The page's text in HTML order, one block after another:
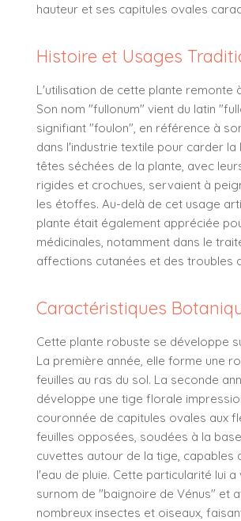
hauteur et ses capitules ovales
Histoire et Usages
L'utilisation de cette plante remonte
Son nom "fullonum" vient du latin
signifiant "foulon", en référence à
dans l'industrie textile pour carder la
têtes séchées de la plante, avec
rigides et crochues, servaient à
les étoffes. Au-delà de cet usage
plante était également appréciée
médicinales, notamment dans le
affections cutanées et des troubles
Caractéristiques
Cette plante robuste se développe
La première année, elle forme une
feuilles au ras du sol. La seconde
développe une tige florale
couronnée de capitules ovales aux
feuilles opposées, soudées à la
cuvettes autour de la tige, capables
l'eau de pluie. Cette particularité lui a
surnom de "baignoire de Vénus" et
nombreux insectes et oiseaux,